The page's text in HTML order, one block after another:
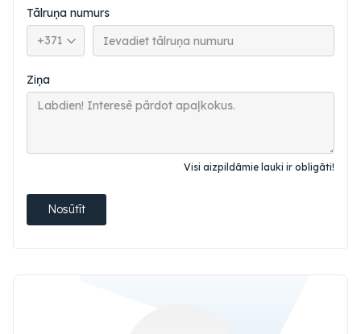
Tālruņa numurs
Tālruņa valsts kods
Ziņa
Visi aizpildāmie lauki ir obligāti!
Nosūtīt